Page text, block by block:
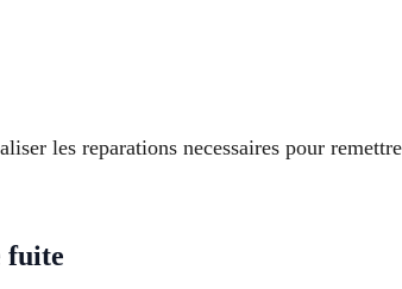
les reparations necessaires pour
fuite